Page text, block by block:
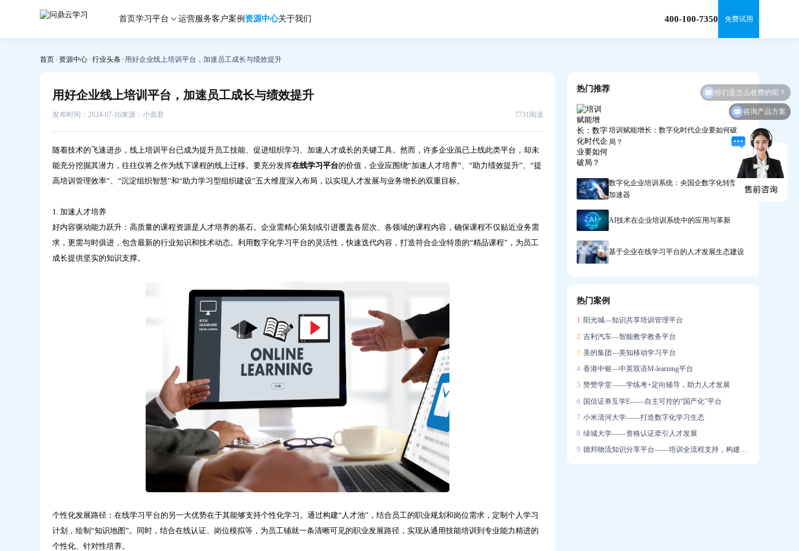
首页学习平台 运营服务客户案例 资源中心关于我们 400-100-7350 免费试用
首页 资源中心 行业头条 用好企业线上培训平台，加速员工成长与绩效提升
用好企业线上培训平台，加速员工成长与绩效提升
发布时间：2024-07-16来源：小鼎君 7731阅读
随着技术的飞速进步，线上培训平台已成为提升员工技能、促进组织学习、加速人才成长的关键工具。然而，许多企业虽已上线此类平台，却未
能充分挖掘其潜力，往往仅将之作为线下课程的线上迁移。要充分发挥在线学习平台的价值，企业应围绕“加速人才培养”、“助力绩效提升”、“提
高培训管理效率”、“沉淀组织智慧”和“助力学习型组织建设”五大维度深入布局，以实现人才发展与业务增长的双重目标。
1. 加速人才培养
好内容驱动能力跃升：高质量的课程资源是人才培养的基石。企业需精心策划或引进覆盖各层次、各领域的课程内容，确保课程不仅贴近业务需
求，更需与时俱进，包含最新的行业知识和技术动态。利用数字化学习平台的灵活性，快速迭代内容，打造符合企业特质的“精品课程”，为员工
成长提供坚实的知识支撑。
个性化发展路径：在线学习平台的另一大优势在于其能够支持个性化学习。通过构建“人才池”，结合员工的职业规划和岗位需求，定制个人学习
计划，绘制“知识地图”。同时，结合在线认证、岗位模拟等，为员工铺就一条清晰可见的职业发展路径，实现从通用技能培训到专业能力精进的
个性化、针对性培养。
热门推荐
培训赋能增长：数字化时代企业要如何破
局？
数字化企业培训系统：央国企数字化转型的
加速器
AI技术在企业培训系统中的应用与革新
基于企业在线学习平台的人才发展生态建设
热门案例
1 阳光城—知识共享培训管理平台
2 吉利汽车—智能教学教务平台
3 美的集团—美知移动学习平台
4 香港中银—中英双语M-learning平台
5 赞赞学堂——学练考+定向辅导，助力人才发展
6 国信证券互学E——自主可控的“国产化”平台
7 小米清河大学——打造数字化学习生态
8 绿城大学——资格认证牵引人才发展
9 德邦物流知识分享平台——培训全流程支持，构建学习社区
你们是怎么收费的呢？
咨询产品方案